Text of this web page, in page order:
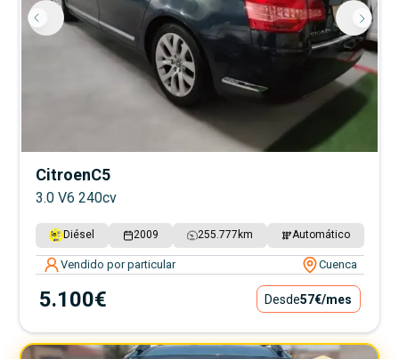
CitroenC5
3.0 V6 240cv
Diésel 2009 255.777 km Automático
Vendido por particular Cuenca
5.100€ Desde57€/mes